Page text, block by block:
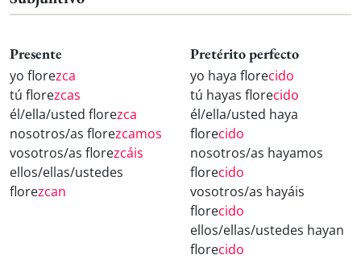
Presente
yo florezca
tú florezcas
él/ella/usted florezca
nosotros/as florezcamos
vosotros/as florezcáis
ellos/ellas/ustedes
florezcan
Pretérito perfecto
yo haya florecido
tú hayas florecido
él/ella/usted haya
florecido
nosotros/as hayamos
florecido
vosotros/as hayáis
florecido
ellos/ellas/ustedes hayan
florecido